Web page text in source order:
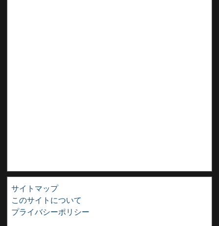
サイトマップ
このサイトについて
プライバシーポリシー